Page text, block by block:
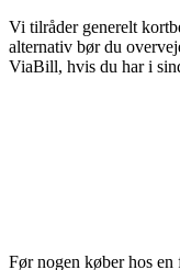
Vi tilråder generelt
alternativ bør du
ViaBill, hvis du har i
Før nogen køber hos